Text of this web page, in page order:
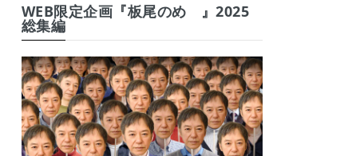
WEB限定企画『板尾のめ゙』2025
総集編